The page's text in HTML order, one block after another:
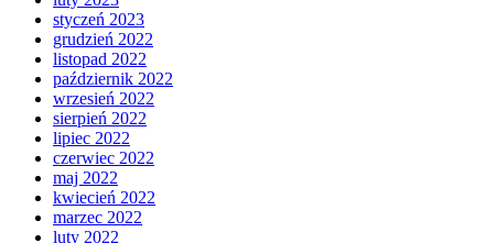
styczeń 2023
grudzień 2022
listopad 2022
październik 2022
wrzesień 2022
sierpień 2022
lipiec 2022
czerwiec 2022
maj 2022
kwiecień 2022
marzec 2022
luty 2022